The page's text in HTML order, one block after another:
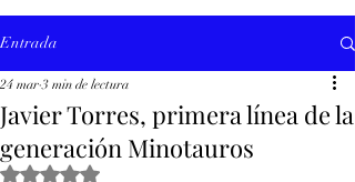
Entrada
Javier Torres, primera línea de la
generación Minotauros
24 mar 3 min de lectura
Obtuvo NaN de 5 estrellas.